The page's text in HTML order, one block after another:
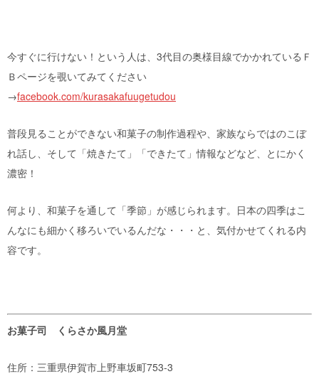
今すぐに行けない！という人は、3代目の奥様目線でかかれているＦ
Ｂページを覗いてみてください
→facebook.com/kurasakafuugetudou
普段見ることができない和菓子の制作過程や、家族ならではのこぼ
れ話し、そして「焼きたて」「できたて」情報などなど、とにかく
濃密！
何より、和菓子を通して「季節」が感じられます。日本の四季はこ
んなにも細かく移ろいでいるんだな・・・と、気付かせてくれる内
容です。
お菓子司 くらさか風月堂
住所：三重県伊賀市上野車坂町753-3